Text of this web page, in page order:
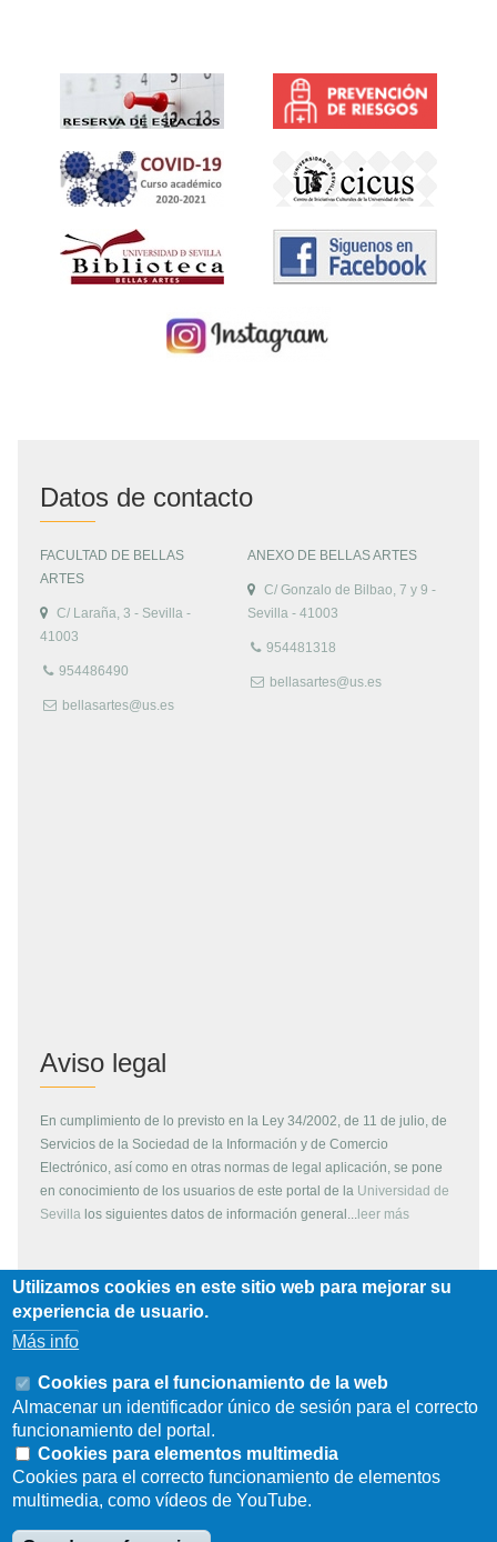
Datos de contacto
FACULTAD DE BELLAS
ARTES
C/ Laraña, 3 - Sevilla -
41003
954486490
bellasartes@us.es
ANEXO DE BELLAS ARTES
C/ Gonzalo de Bilbao, 7 y 9 -
Sevilla - 41003
954481318
bellasartes@us.es
Aviso legal
En cumplimiento de lo previsto en la Ley 34/2002, de 11 de julio, de
Servicios de la Sociedad de la Información y de Comercio
Electrónico, así como en otras normas de legal aplicación, se pone
en conocimiento de los usuarios de este portal de la Universidad de
Sevilla los siguientes datos de información general... leer más
Copyright
Todos los contenidos de este servidor WEB, son propiedad de la
Universidad de Sevilla, si no se indica lo contrario. Pueden ser
reproducidos libremente y para fines no lucrativos por cualquier
persona perteneciente a una institución de carácter educativo o
investigador. Otras instituciones, organismos, empresas, etc. deben
solicitar el permiso escrito de los propietarios del copyright.
Los escudos, logotipos, fotografías y gráficos son propiedad de la
Universidad de Sevilla. Prohibida su reproducción total o parcial por
Utilizamos cookies en este sitio web para mejorar su
experiencia de usuario.
Más info
Cookies para el funcionamiento de la web
Almacenar un identificador único de sesión para el correcto
funcionamiento del portal.
Cookies para elementos multimedia
Cookies para el correcto funcionamiento de elementos
multimedia, como vídeos de YouTube.